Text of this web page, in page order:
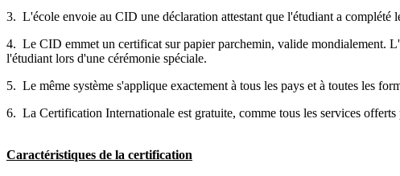
3. L'école envoie au CID une déclaration attestant que l'étudiant a complété
4. Le CID emmet un certificat sur papier parchemin, valide mondialement.
l'étudiant lors d'une cérémonie spéciale.
5. Le même système s'applique exactement à tous les pays et à toutes les
6. La Certification Internationale est gratuite, comme tous les services offerts
Caractéristiques de la certification